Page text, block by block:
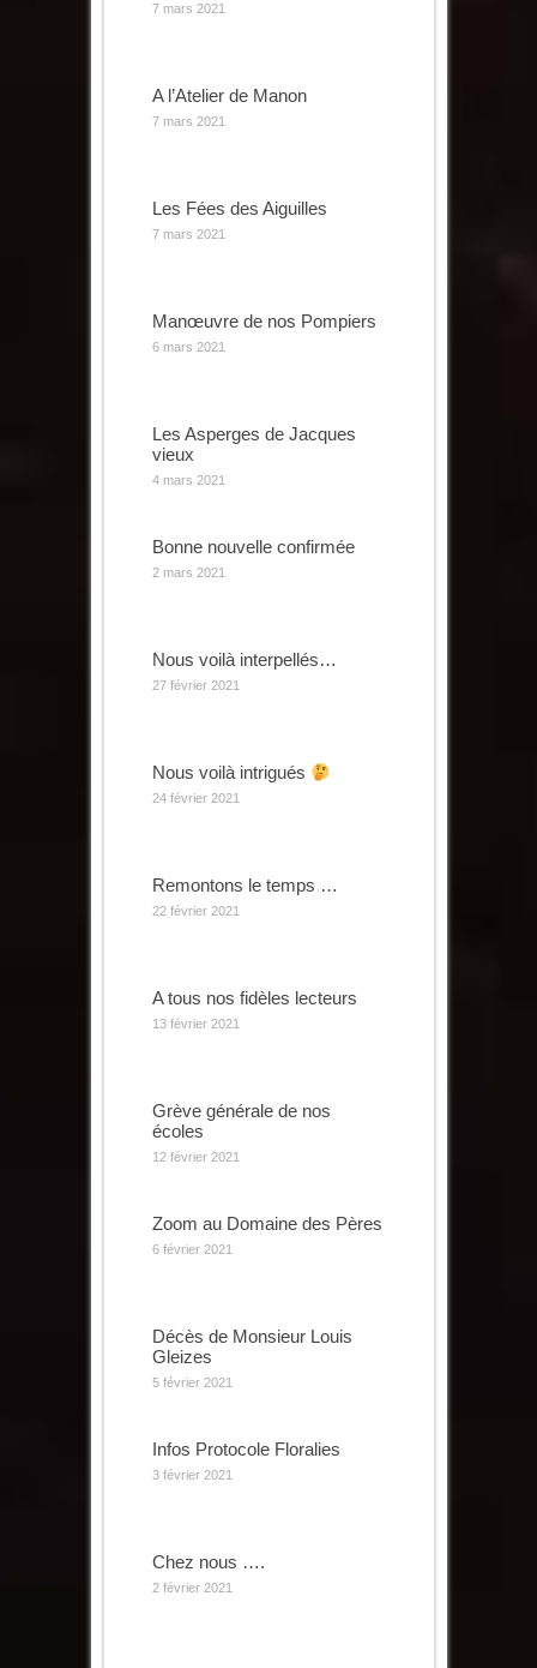
7 mars 2021
A l’Atelier de Manon
7 mars 2021
Les Fées des Aiguilles
7 mars 2021
Manœuvre de nos Pompiers
6 mars 2021
Les Asperges de Jacques
vieux
4 mars 2021
Bonne nouvelle confirmée
2 mars 2021
Nous voilà interpellés…
27 février 2021
Nous voilà intrigués
24 février 2021
Remontons le temps …
22 février 2021
A tous nos fidèles lecteurs
13 février 2021
Grève générale de nos
écoles
12 février 2021
Zoom au Domaine des Pères
6 février 2021
Décès de Monsieur Louis
Gleizes
5 février 2021
Infos Protocole Floralies
3 février 2021
Chez nous ….
2 février 2021